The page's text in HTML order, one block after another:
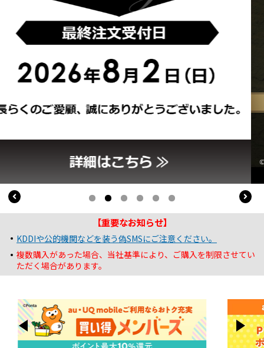
【重要なお知らせ】
KDDIや公的機関などを装う偽SMSにご注意ください。
複数購入があった場合、当社基準により、ご購入を制限させてい
ただく場合があります。